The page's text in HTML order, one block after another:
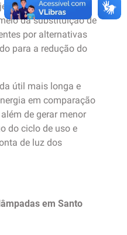
estimular o uso
da substituição de
por alternativas
para a redução do
útil mais longa e
em comparação
de gerar menor
do ciclo de uso e
de luz dos
em Santo